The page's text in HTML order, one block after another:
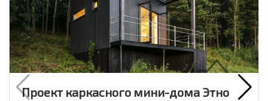
Проект каркасного мини-дома Этно